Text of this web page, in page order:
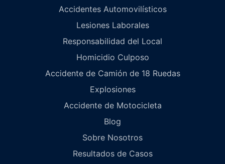
Accidentes Automovilísticos
Lesiones Laborales
Responsabilidad del Local
Homicidio Culposo
Accidente de Camión de 18 Ruedas
Explosiones
Accidente de Motocicleta
Blog
Sobre Nosotros
Resultados de Casos